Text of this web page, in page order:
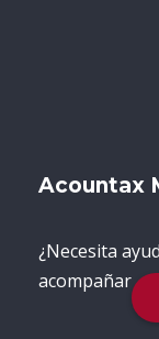
Acountax
¿Necesita
acompañar